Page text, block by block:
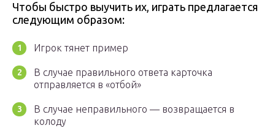
Чтобы быстро выучить их, играть предлагается
следующим образом:
Игрок тянет пример
В случае правильного ответа карточка
отправляется в «отбой»
В случае неправильного — возвращается в
колоду